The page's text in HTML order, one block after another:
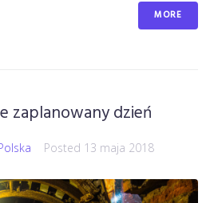
MORE
zaplanowany dzień
Posted 13 maja 2018